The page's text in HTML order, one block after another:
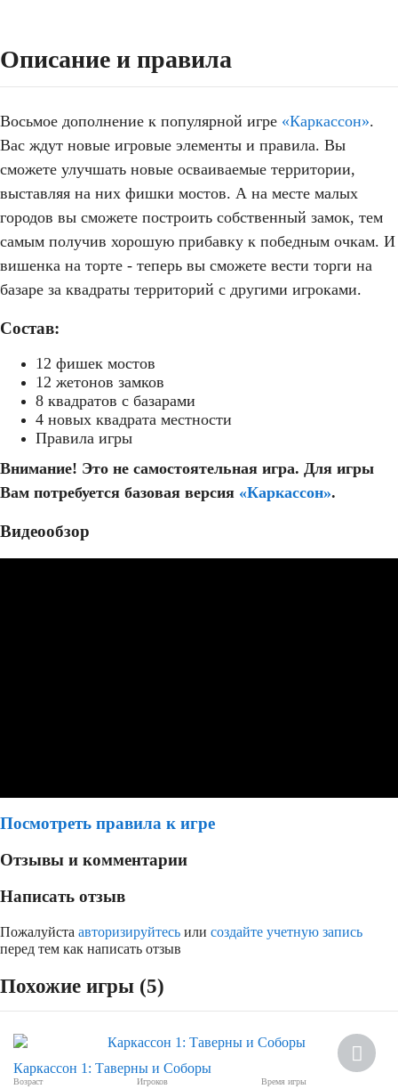
Описание и правила
Восьмое дополнение к популярной игре «Каркассон».
Вас ждут новые игровые элементы и правила. Вы
сможете улучшать новые осваиваемые территории,
выставляя на них фишки мостов. А на месте малых
городов вы сможете построить собственный замок, тем
самым получив хорошую прибавку к победным очкам. И
вишенка на торте - теперь вы сможете вести торги на
базаре за квадраты территорий с другими игроками.
Состав:
12 фишек мостов
12 жетонов замков
8 квадратов с базарами
4 новых квадрата местности
Правила игры
Внимание! Это не самостоятельная игра. Для игры
Вам потребуется базовая версия «Каркассон».
Видеообзор
Посмотреть правила к игре
Отзывы и комментарии
Написать отзыв
Пожалуйста авторизируйтесь или создайте учетную запись
перед тем как написать отзыв
Похожие игры (5)
Каркассон 1: Таверны и Соборы
Возраст
Игроков
Время игры